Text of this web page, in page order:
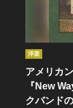
洋楽
アメリカ
『New
クバンド